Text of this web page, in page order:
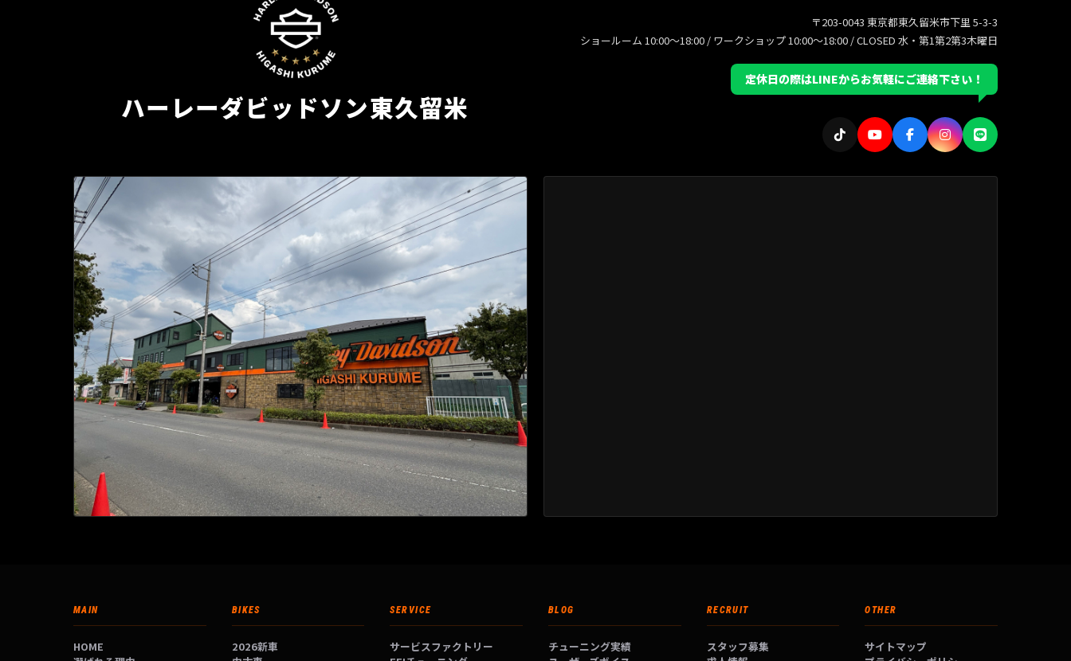
ハーレーダビッドソン東久留米
〒203-0043 東京都東久留米市下里 5-3-3
ショールーム 10:00〜18:00 / ワークショップ 10:00〜18:00 / CLOSED 水・第1第2第3木曜日
定休日の際はLINEからお気軽にご連絡下さい！
MAIN
HOME
BIKES
2026新車
SERVICE
サービスファクトリー
BLOG
チューニング実績
RECRUIT
スタッフ募集
OTHER
サイトマップ